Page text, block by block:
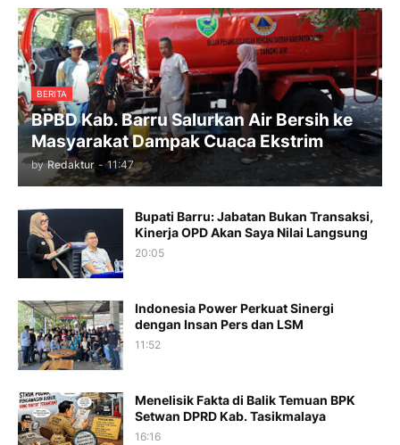
BERITA
BPBD Kab. Barru Salurkan Air Bersih ke
Masyarakat Dampak Cuaca Ekstrim
by Redaktur - 11:47
Bupati Barru: Jabatan Bukan Transaksi,
Kinerja OPD Akan Saya Nilai Langsung
20:05
Indonesia Power Perkuat Sinergi
dengan Insan Pers dan LSM
11:52
Menelisik Fakta di Balik Temuan BPK
Setwan DPRD Kab. Tasikmalaya
16:16